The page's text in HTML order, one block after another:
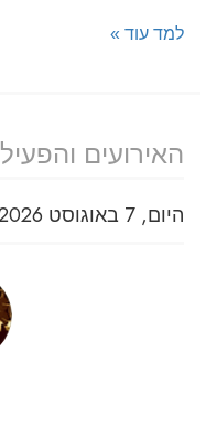
למד עוד »
האירועים
היום, 7 באוגוסט 2026